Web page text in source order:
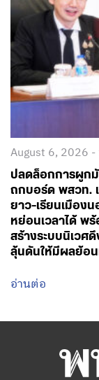
August 6, 2026
ปลดล็อกการผูก
ถกบอร์ด พสวท.
ยาว-เรียนเมืองน
หย่อนเวลาได้ พ
สร้างระบบนิเวศ
ลุ้นดันให้มีผลย้อ
อ่านต่อ